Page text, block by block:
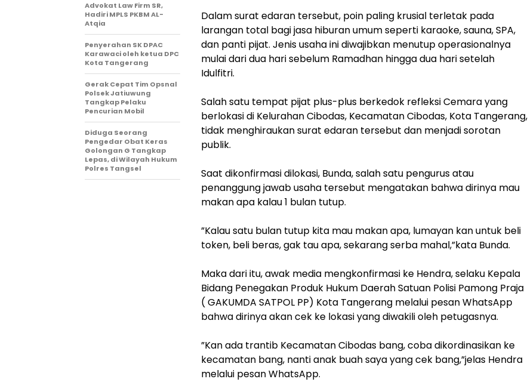
‎Dalam surat edaran tersebut, poin paling krusial terletak pada
larangan total bagi jasa hiburan umum seperti karaoke, sauna, SPA,
dan panti pijat. Jenis usaha ini diwajibkan menutup operasionalnya
mulai dari dua hari sebelum Ramadhan hingga dua hari setelah
Idulfitri.
‎Salah satu tempat pijat plus-plus berkedok refleksi Cemara yang
berlokasi di Kelurahan Cibodas, Kecamatan Cibodas, Kota Tangerang,
tidak menghiraukan surat edaran tersebut dan menjadi sorotan
publik.
‎Saat dikonfirmasi dilokasi, Bunda, salah satu pengurus atau
penanggung jawab usaha tersebut mengatakan bahwa dirinya mau
makan apa kalau 1 bulan tutup.
‎”Kalau satu bulan tutup kita mau makan apa, lumayan kan untuk beli
token, beli beras, gak tau apa, sekarang serba mahal,”kata Bunda.
‎Maka dari itu, awak media mengkonfirmasi ke Hendra, selaku Kepala
Bidang Penegakan Produk Hukum Daerah Satuan Polisi Pamong Praja
( GAKUMDA SATPOL PP) Kota Tangerang melalui pesan WhatsApp
bahwa dirinya akan cek ke lokasi yang diwakili oleh petugasnya.
‎”Kan ada trantib Kecamatan Cibodas bang, coba dikordinasikan ke
kecamatan bang, nanti anak buah saya yang cek bang,”jelas Hendra
melalui pesan WhatsApp.
Advokat Law Firm SR,
Hadiri MPLS PKBM AL-
Atqia
Penyerahan SK DPAC
Karawaci oleh ketua DPC
Kota Tangerang
Gerak Cepat Tim Opsnal
Polsek Jatiuwung
Tangkap Pelaku
Pencurian Mobil
‎Diduga Seorang
Pengedar Obat Keras
Golongan G Tangkap
Lepas, di Wilayah Hukum
Polres Tangsel